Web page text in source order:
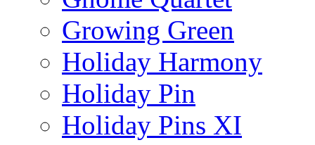
Growing Green
Holiday Harmony
Holiday Pin
Holiday Pins XI